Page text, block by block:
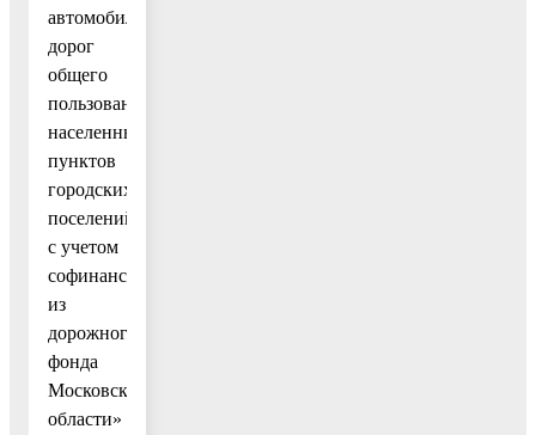
автомобильных
дорог
общего
пользования
населенных
пунктов
городских
поселений
с учетом
софинансирования
из
дорожного
фонда
Московской
области»